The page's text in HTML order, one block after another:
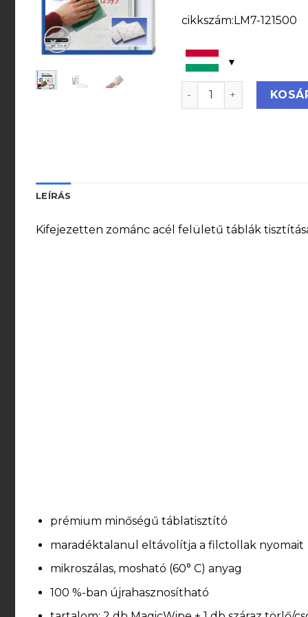
cikkszám:LM7-121500
MagicWipe speciális
LEÍRÁS
Kifejezetten zománc acél felületű táblák
prémium minőségű táblatisztító
maradéktalanul eltávolítja a filctollak nyomait
mikroszálas, mosható (60° C) anyag
100 %-ban újrahasznosítható